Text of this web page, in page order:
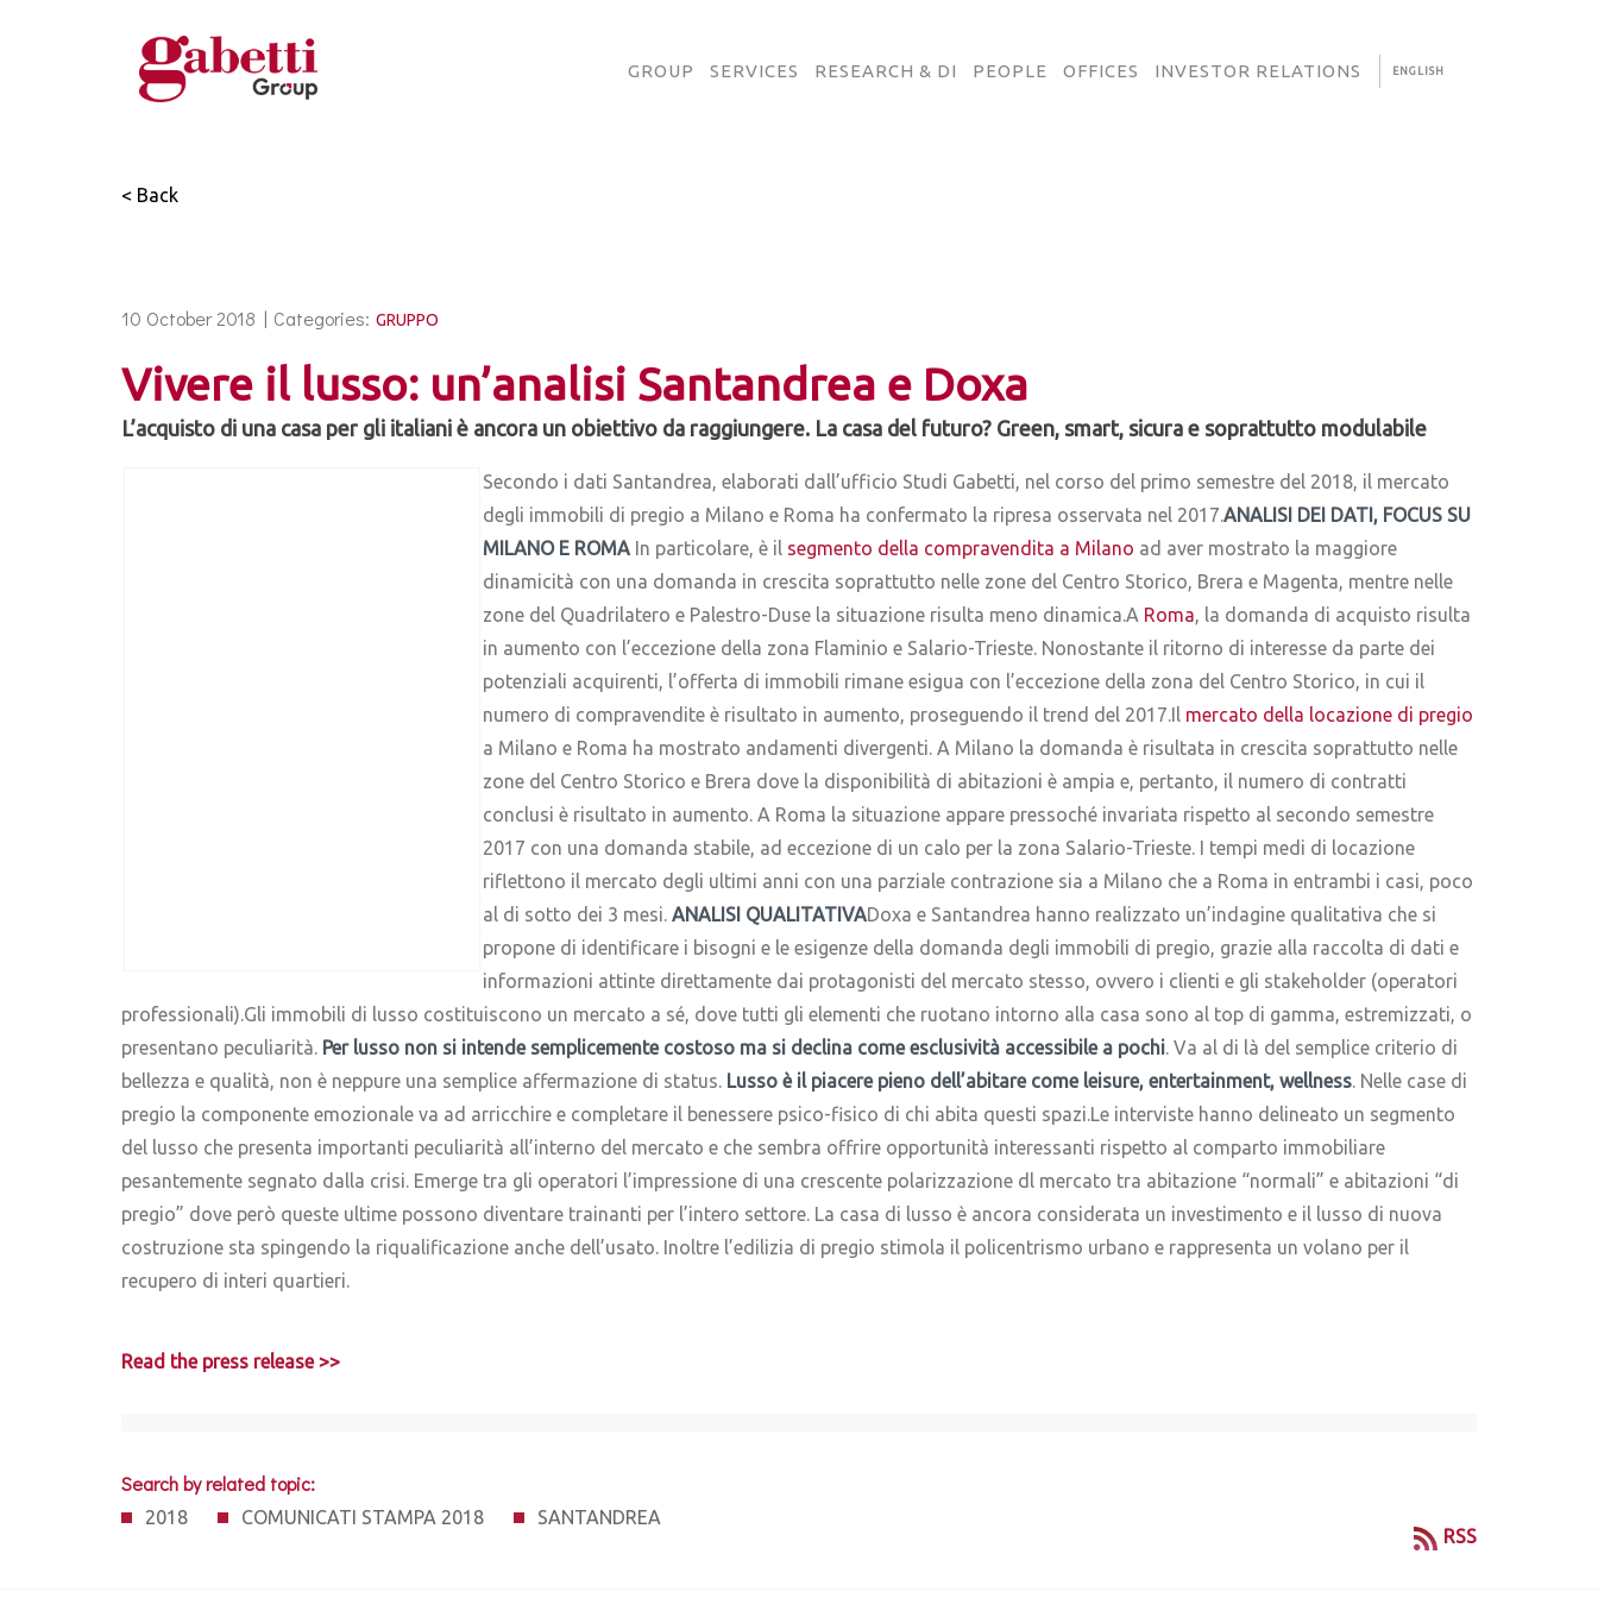
GROUP SERVICES RESEARCH & DI PEOPLE OFFICES INVESTOR RELATIONS ENGLISH
< Back
10 October 2018 | Categories: GRUPPO
Vivere il lusso: un’analisi Santandrea e Doxa
L’acquisto di una casa per gli italiani è ancora un obiettivo da raggiungere. La casa del futuro? Green, smart, sicura e soprattutto modulabile
Secondo i dati Santandrea, elaborati dall’ufficio Studi Gabetti, nel corso del primo semestre del 2018, il mercato
degli immobili di pregio a Milano e Roma ha confermato la ripresa osservata nel 2017.ANALISI DEI DATI, FOCUS SU
MILANO E ROMA In particolare, è il segmento della compravendita a Milano ad aver mostrato la maggiore
dinamicità con una domanda in crescita soprattutto nelle zone del Centro Storico, Brera e Magenta, mentre nelle
zone del Quadrilatero e Palestro-Duse la situazione risulta meno dinamica.A Roma, la domanda di acquisto risulta
in aumento con l’eccezione della zona Flaminio e Salario-Trieste. Nonostante il ritorno di interesse da parte dei
potenziali acquirenti, l’offerta di immobili rimane esigua con l’eccezione della zona del Centro Storico, in cui il
numero di compravendite è risultato in aumento, proseguendo il trend del 2017.Il mercato della locazione di pregio
a Milano e Roma ha mostrato andamenti divergenti. A Milano la domanda è risultata in crescita soprattutto nelle
zone del Centro Storico e Brera dove la disponibilità di abitazioni è ampia e, pertanto, il numero di contratti
conclusi è risultato in aumento. A Roma la situazione appare pressoché invariata rispetto al secondo semestre
2017 con una domanda stabile, ad eccezione di un calo per la zona Salario-Trieste. I tempi medi di locazione
riflettono il mercato degli ultimi anni con una parziale contrazione sia a Milano che a Roma in entrambi i casi, poco
al di sotto dei 3 mesi. ANALISI QUALITATIVADoxa e Santandrea hanno realizzato un’indagine qualitativa che si
propone di identificare i bisogni e le esigenze della domanda degli immobili di pregio, grazie alla raccolta di dati e
informazioni attinte direttamente dai protagonisti del mercato stesso, ovvero i clienti e gli stakeholder (operatori
professionali).Gli immobili di lusso costituiscono un mercato a sé, dove tutti gli elementi che ruotano intorno alla casa sono al top di gamma, estremizzati, o
presentano peculiarità. Per lusso non si intende semplicemente costoso ma si declina come esclusività accessibile a pochi. Va al di là del semplice criterio di
bellezza e qualità, non è neppure una semplice affermazione di status. Lusso è il piacere pieno dell’abitare come leisure, entertainment, wellness. Nelle case di
pregio la componente emozionale va ad arricchire e completare il benessere psico-fisico di chi abita questi spazi.Le interviste hanno delineato un segmento
del lusso che presenta importanti peculiarità all’interno del mercato e che sembra offrire opportunità interessanti rispetto al comparto immobiliare
pesantemente segnato dalla crisi. Emerge tra gli operatori l’impressione di una crescente polarizzazione dl mercato tra abitazione “normali” e abitazioni “di
pregio” dove però queste ultime possono diventare trainanti per l’intero settore. La casa di lusso è ancora considerata un investimento e il lusso di nuova
costruzione sta spingendo la riqualificazione anche dell’usato. Inoltre l’edilizia di pregio stimola il policentrismo urbano e rappresenta un volano per il
recupero di interi quartieri.
Read the press release >>
Search by related topic:
2018 COMUNICATI STAMPA 2018
SANTANDREA
RSS